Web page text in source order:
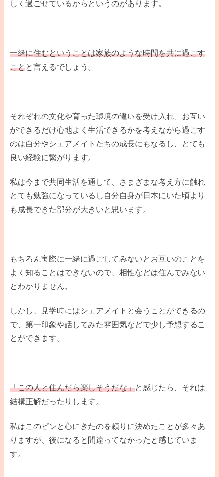
しく過ごせているからというのがあります。
一緒に住むということは家族のような時間を共に過ごす
ことと言えるでしょう。
それぞれの文化や育った環境の違いを受け入れ、お互い
ができるだけ心地よく生活できるかを考えながら過ごす
のは自分やシェアメイトたちの成長にもなるし、とても
良い経験に繋がります。
私は今まで共同生活を通して、さまざまな考え方に触れ
とても勉強になっているし自分自身が日本にいた頃より
も成長できた部分が大きいと思います。
もちろん実際に一緒に過ごしてみないとお互いのことを
よく知ることはできないので、相性などは住んでみない
とわかりません。
しかし、見学時にはシェアメイトと会うことができるの
で、第一印象や話してみた雰囲気などで少し予想するこ
とができます。
「この人と住んだら楽しそうだな」と感じたら、それは
結構正解だったりします。
私はこのピンと心にきたのを頼りに決めたことが多々あ
りますが、後になると間違ってなかったと感じていま
す。